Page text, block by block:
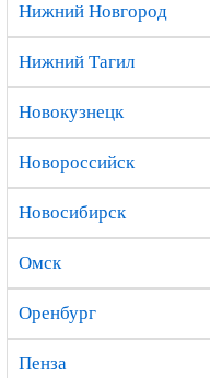
Нижний Новгород
Нижний Тагил
Новокузнецк
Новороссийск
Новосибирск
Омск
Оренбург
Пенза